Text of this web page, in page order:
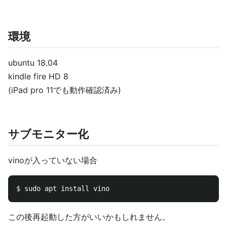
環境
ubuntu 18.04
kindle fire HD 8
(iPad pro 11でも動作確認済み)
サブモニター化
vinoが入っていない場合
この後再起動した方がいいかもしれません。